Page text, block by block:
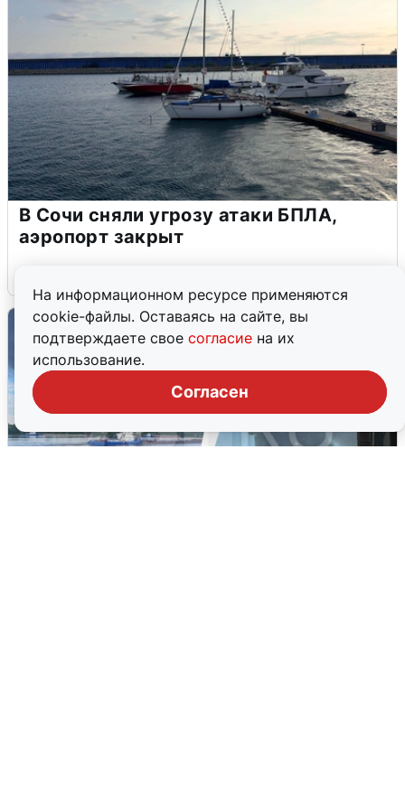
На информационном ресурсе применяются
cookie-файлы. Оставаясь на сайте, вы
подтверждаете свое согласие на их
использование.
Согласен
В Сочи сняли угрозу атаки БПЛА,
аэропорт закрыт